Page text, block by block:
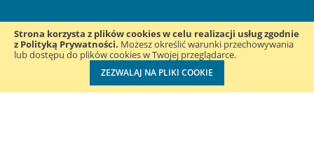
Strona korzysta z plików cookies w celu realizacji usług zgodnie
z Polityką Prywatności. Możesz określić warunki przechowywania
lub dostępu do plików cookies w Twojej przeglądarce.
ZEZWALAJ NA PLIKI COOKIE
Śledź nas w mediach
społecznościowych: